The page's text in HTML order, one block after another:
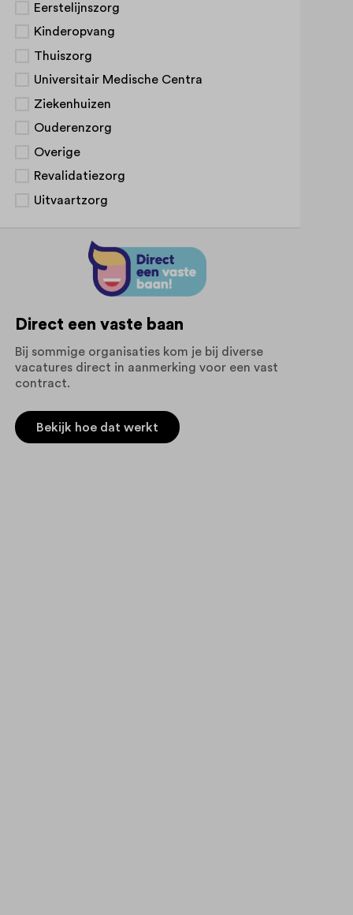
Eerstelijnszorg
Kinderopvang
Thuiszorg
Universitair Medische Centra
Ziekenhuizen
Ouderenzorg
Overige
Revalidatiezorg
Uitvaartzorg
Direct een vaste baan
Bij sommige organisaties kom je bij diverse
vacatures direct in aanmerking voor een vast
contract.
Bekijk hoe dat werkt